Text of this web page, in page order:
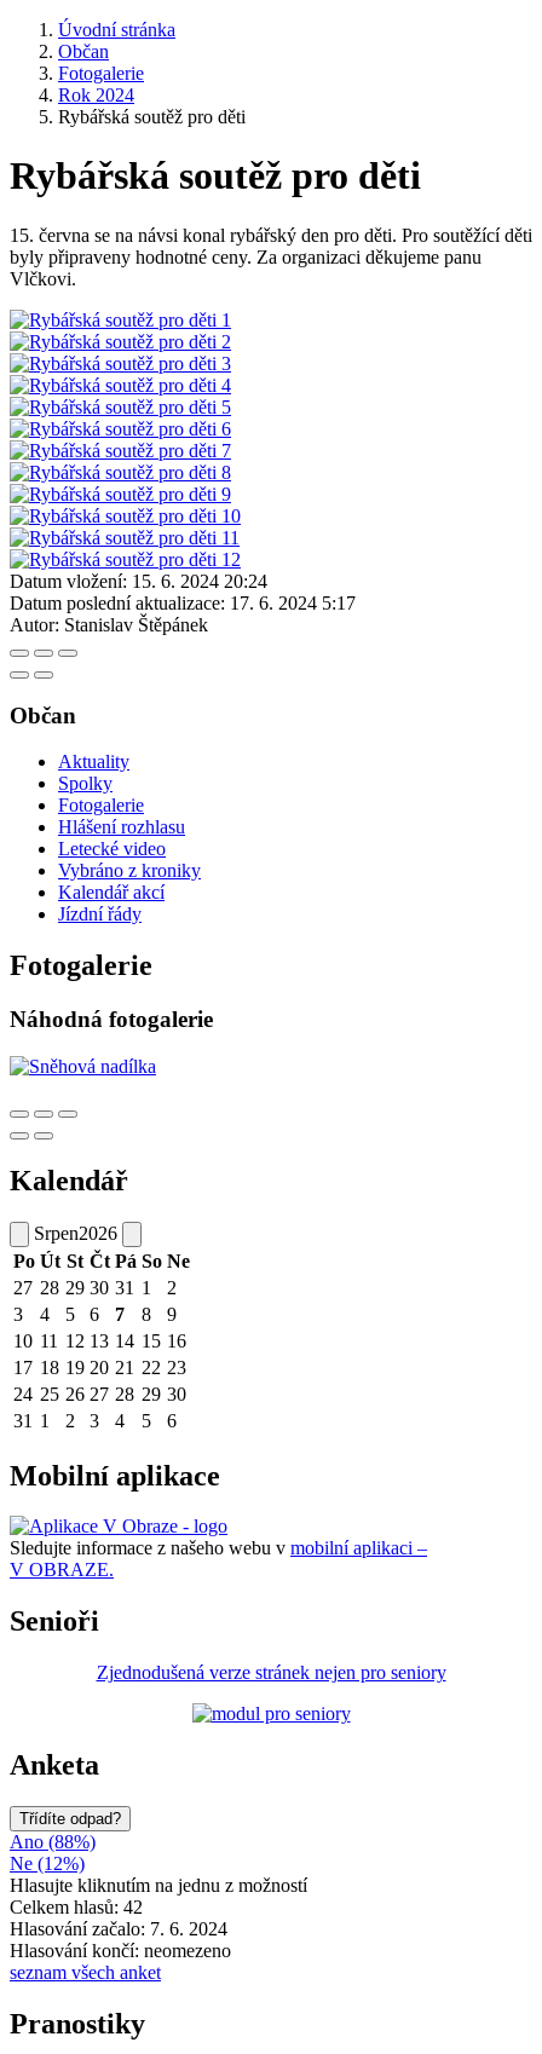
Úvodní stránka
Občan
Fotogalerie
Rok 2024
Rybářská soutěž pro děti
Rybářská soutěž pro děti
15. června se na návsi konal rybářský den pro děti. Pro soutěžící děti
byly připraveny hodnotné ceny. Za organizaci děkujeme panu
Vlčkovi.
Datum vložení: 15. 6. 2024 20:24
Datum poslední aktualizace: 17. 6. 2024 5:17
Autor: Stanislav Štěpánek
Občan
Aktuality
Spolky
Fotogalerie
Hlášení rozhlasu
Letecké video
Vybráno z kroniky
Kalendář akcí
Jízdní řády
Fotogalerie
Náhodná fotogalerie
Kalendář
Srpen2026
Po Út St Čt Pá So Ne
27 28 29 30 31 1
2
3
4 5 6 7 8
9
10 11 12 13 14 15 16
17 18 19 20 21 22 23
24 25 26 27 28 29 30
31 1 2 3 4 5 6
Mobilní aplikace
Sledujte informace z našeho webu v mobilní aplikaci –
V OBRAZE.
Senioři
Zjednodušená verze stránek nejen pro seniory
Anketa
Třídíte odpad?
Ano (88%)
Ne (12%)
Hlasujte kliknutím na jednu z možností
Celkem hlasů: 42
Hlasování začalo: 7. 6. 2024
Hlasování končí: neomezeno
seznam všech anket
Pranostiky